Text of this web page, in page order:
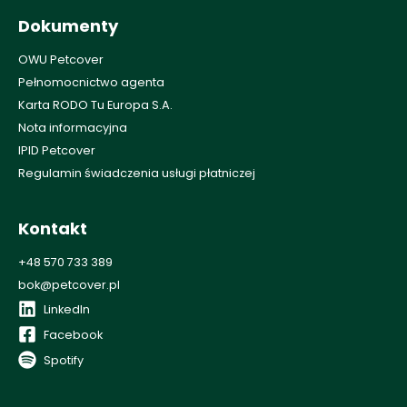
Dokumenty
OWU Petcover
Pełnomocnictwo agenta
Karta RODO Tu Europa S.A.
Nota informacyjna
IPID Petcover
Regulamin świadczenia usługi płatniczej
Kontakt
+48 570 733 389
bok@petcover.pl
LinkedIn
Facebook
Spotify